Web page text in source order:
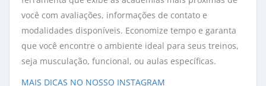
você com avaliações, informações de contato e
modalidades disponíveis. Economize tempo e garanta
que você encontre o ambiente ideal para seus treinos,
seja musculação, funcional, ou aulas específicas.
MAIS DICAS NO NOSSO INSTAGRAM